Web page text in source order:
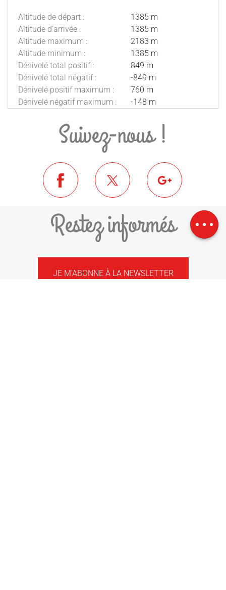
Dénivelé
Altitude de départ :
1385 m
Altitude d'arrivée :
1385 m
Altitude maximum :
2183 m
Altitude minimum :
1385 m
Dénivelé total positif :
849 m
Dénivelé total négatif :
-849 m
Dénivelé positif maximum :
760 m
Dénivelé négatif maximum :
-148 m
Suivez-nous !
Restez informés
JE M'ABONNE À LA NEWSLETTER